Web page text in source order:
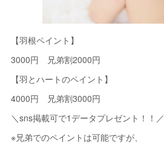
【羽根ペイント】
3000円 兄弟割2000円
【羽とハートのペイント】
4000円 兄弟割3000円
＼sns掲載可で1データプレゼント！！／
※兄弟でのペイントは可能ですが、